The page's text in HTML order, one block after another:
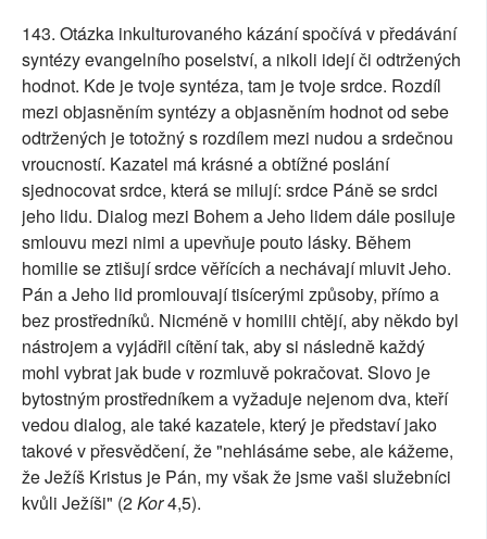
143. Otázka inkulturovaného kázání spočívá v předávání
syntézy evangelního poselství, a nikoli idejí či odtržených
hodnot. Kde je tvoje syntéza, tam je tvoje srdce. Rozdíl
mezi objasněním syntézy a objasněním hodnot od sebe
odtržených je totožný s rozdílem mezi nudou a srdečnou
vroucností. Kazatel má krásné a obtížné poslání
sjednocovat srdce, která se milují: srdce Páně se srdci
jeho lidu. Dialog mezi Bohem a Jeho lidem dále posiluje
smlouvu mezi nimi a upevňuje pouto lásky. Během
homilie se ztišují srdce věřících a nechávají mluvit Jeho.
Pán a Jeho lid promlouvají tisícerými způsoby, přímo a
bez prostředníků. Nicméně v homilii chtějí, aby někdo byl
nástrojem a vyjádřil cítění tak, aby si následně každý
mohl vybrat jak bude v rozmluvě pokračovat. Slovo je
bytostným prostředníkem a vyžaduje nejenom dva, kteří
vedou dialog, ale také kazatele, který je představí jako
takové v přesvědčení, že "nehlásáme sebe, ale kážeme,
že Ježíš Kristus je Pán, my však že jsme vaši služebníci
kvůli Ježíši" (2Kor4,5).